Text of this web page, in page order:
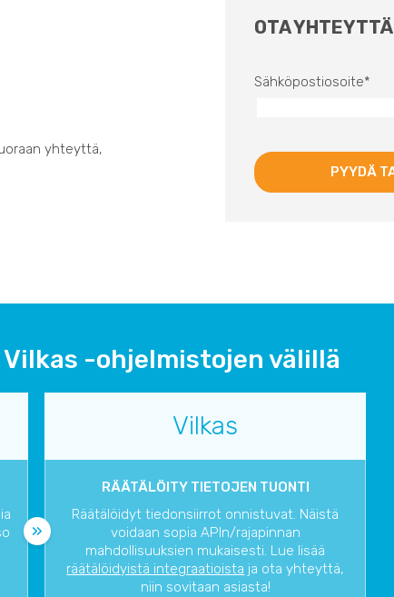
yhteyttä,
OTA YHTEYTTÄ
Sähköpostiosoite*
-ohjelmistojen välillä
Vilkas
RÄÄTÄLÖITY TIETOJEN TUONTI
Räätälöidyt tiedonsiirrot onnistuvat. Näistä
voidaan sopia APIn/rajapinnan
mahdollisuuksien mukaisesti. Lue lisää
räätälöidyistä integraatioista ja ota yhteyttä,
niin sovitaan asiasta!